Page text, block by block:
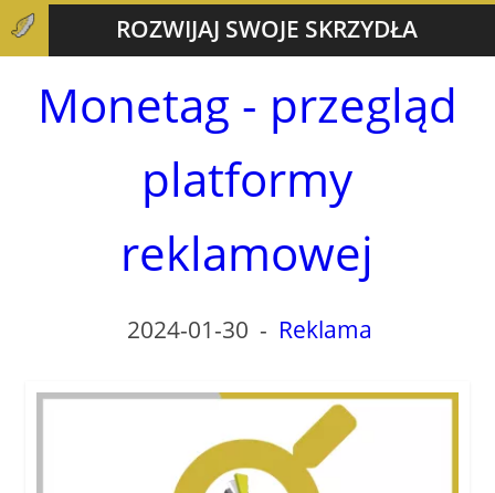
ROZWIJAJ SWOJE SKRZYDŁA
Monetag - przegląd
platformy
reklamowej
2024-01-30 - Reklama